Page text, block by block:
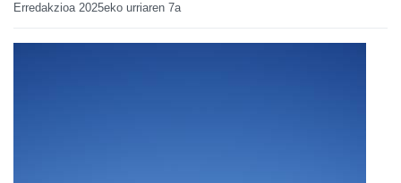
Erredakzioa 2025eko urriaren 7a